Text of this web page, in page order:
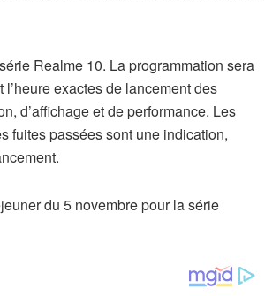
Realme 10. La programmation sera
exactes de lancement des
d’affichage et de performance. Les
fuites passées sont une indication,
du 5 novembre pour la série